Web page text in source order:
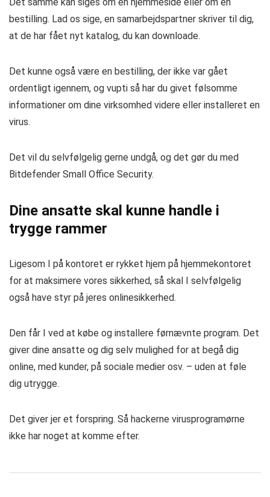
Det samme kan siges om en hjemmeside eller om en
bestilling. Lad os sige, en samarbejdspartner skriver til dig,
at de har fået nyt katalog, du kan downloade.
Det kunne også være en bestilling, der ikke var gået
ordentligt igennem, og vupti så har du givet følsomme
informationer om dine virksomhed videre eller installeret en
virus.
Det vil du selvfølgelig gerne undgå, og det gør du med
Bitdefender Small Office Security.
Dine ansatte skal kunne handle i
trygge rammer
Ligesom I på kontoret er rykket hjem på hjemmekontoret
for at maksimere vores sikkerhed, så skal I selvfølgelig
også have styr på jeres onlinesikkerhed.
Den får I ved at købe og installere førnævnte program. Det
giver dine ansatte og dig selv mulighed for at begå dig
online, med kunder, på sociale medier osv. – uden at føle
dig utrygge.
Det giver jer et forspring. Så hackerne virusprogramørne
ikke har noget at komme efter.